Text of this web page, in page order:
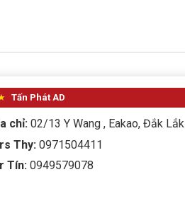
Tấn Phát AD
chỉ:02/13 Y Wang , Eakao, Đắk Lắk
Thy: 0971504411
Tín: 0949579078